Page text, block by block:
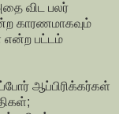
விட பலர்
காரணமாகவும்
என்ற பட்டம்
ஆப்பிரிக்கர்கள்